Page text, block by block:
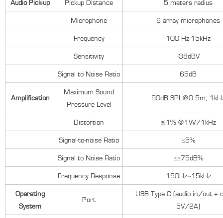
Audio Pick-up
Pickup Distance
5 meters radius
Microphone
6 array microphones
Frequency
100 Hz-15kHz
Sensitivity
-38dBV
Signal to Noise Ratio
65dB
Amplification
Maximum Sound
Pressure Level
90dB SPL@0.5m,
Distortion
≦1% @1W/1kHz
Signal-to-noise Ratio
≤5%
Signal to Noise Ratio
≤≥75dB%
Frequency Response
150Hz~15kHz
Operating
System
Port
USB Type C (audio in/out +
5V/2A)